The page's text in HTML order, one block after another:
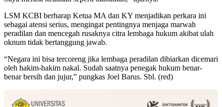
LSM KCBI berharap Ketua MA dan KY menjadikan perkara ini
sebagai atensi serius, mengingat pentingnya menjaga marwah
peradilan dan mencegah rusaknya citra lembaga hukum akibat ulah
oknum tidak bertanggung jawab.
“Negara ini bisa tercoreng jika lembaga peradilan dibiarkan dicemari
oleh hakim-hakim nakal. Sudah saatnya penegak hukum benar-
benar bersih dan jujur,” pungkas Joel Barus. Sbl. (red)